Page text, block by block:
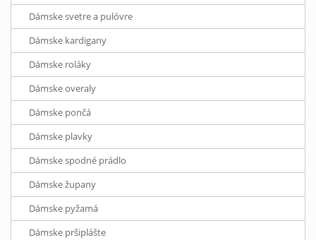
Dámske svetre a pulóvre
Dámske kardigany
Dámske roláky
Dámske overaly
Dámske pončá
Dámske plavky
Dámske spodné prádlo
Dámske župany
Dámske pyžamá
Dámske pršiplášte